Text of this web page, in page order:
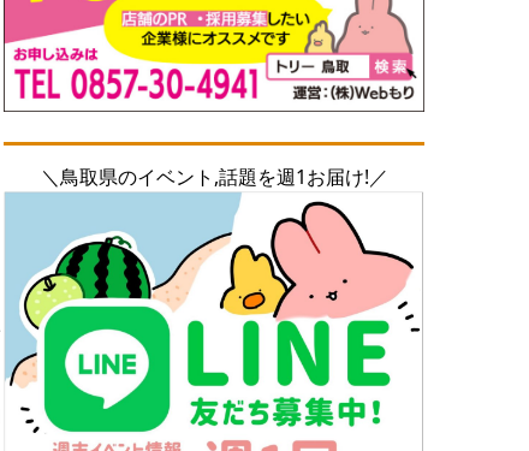
＼鳥取県のイベント,話題を週1お届け!／